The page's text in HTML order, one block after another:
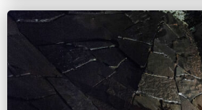
1991 году после того, как в
Центрально...